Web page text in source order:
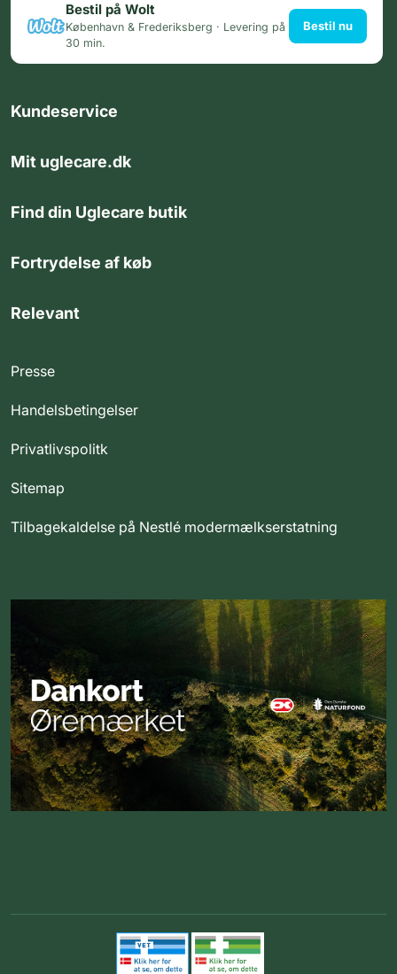
Bestil på Wolt
København & Frederiksberg · Levering på
30 min.
Bestil nu
Kundeservice
Mit uglecare.dk
Find din Uglecare butik
Fortrydelse af køb
Relevant
Presse
Handelsbetingelser
Privatlivspolitk
Sitemap
Tilbagekaldelse på Nestlé modermælkserstatning